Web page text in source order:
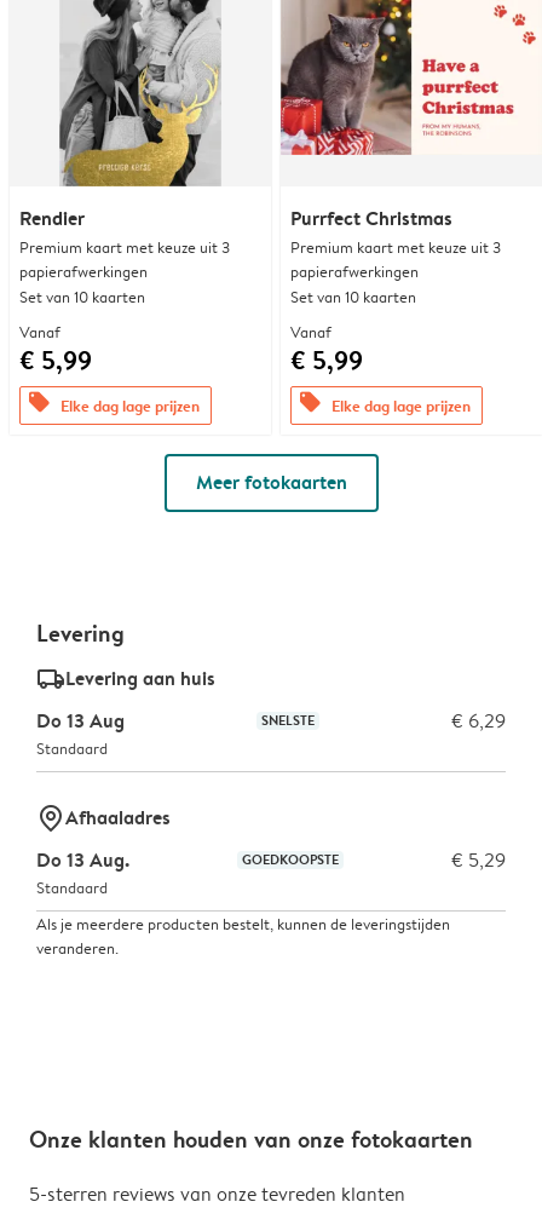
Rendier
Premium kaart met keuze uit 3
papierafwerkingen
Set van 10 kaarten
Vanaf
€ 5,99
offers Elke dag lage prijzen
Purrfect Christmas
Premium kaart met keuze uit 3
papierafwerkingen
Set van 10 kaarten
Vanaf
€ 5,99
offers Elke dag lage prijzen
Meer fotokaarten
Levering
delivery_standard_v2Levering aan huis
Do 13 Aug
SNELSTE € 6,29
Standaard
marker-pinAfhaaladres
Do 13 Aug.
GOEDKOOPSTE € 5,29
Standaard
Als je meerdere producten bestelt, kunnen de leveringstijden
veranderen.
Onze klanten houden van onze fotokaarten
5-sterren reviews van onze tevreden klanten